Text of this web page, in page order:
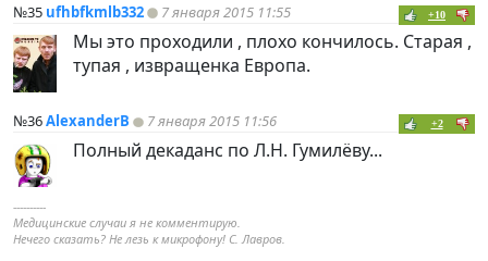
№35 ufhbfkmlb332 7 января 2015 11:55 +10
Мы это проходили , плохо кончилось. Старая ,
тупая , извращенка Европа.
№36AlexanderB 7 января 2015 11:56 +2
Полный декаданс по Л.Н. Гумилёву...
----------
Медицинские случаи я не комментирую.
Нечего сказать? Не лезь к микрофону! С. Лавров.